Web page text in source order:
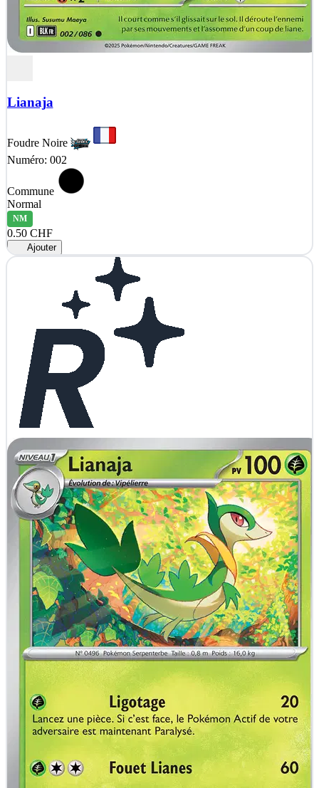
Lianaja
Foudre Noire
Numéro: 002
Commune
Normal
NM
0.50 CHF
Ajouter